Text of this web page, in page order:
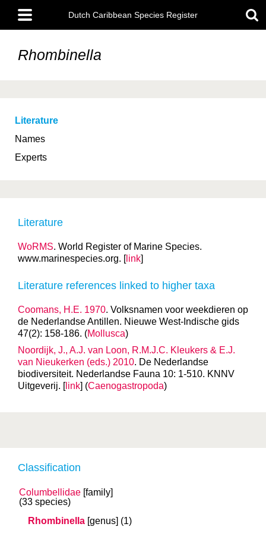
main
content
Main
menu
Dutch Caribbean Species Register
Rhombinella
Literature
Names
Experts
Classification
Columbellidae [family]
(33 species)
Rhombinella [genus] (1)
Literature
WoRMS. World Register of Marine Species.
www.marinespecies.org. [link]
Literature references linked to higher taxa
Coomans, H.E. 1970. Volksnamen voor weekdieren op
de Nederlandse Antillen. Nieuwe West-Indische gids
47(2): 158-186. (Mollusca)
Noordijk, J., A.J. van Loon, R.M.J.C. Kleukers & E.J.
van Nieukerken (eds.) 2010. De Nederlandse
biodiversiteit. Nederlandse Fauna 10: 1-510. KNNV
Uitgeverij. [link] (Caenogastropoda)